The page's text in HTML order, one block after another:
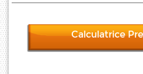
Calculatrice